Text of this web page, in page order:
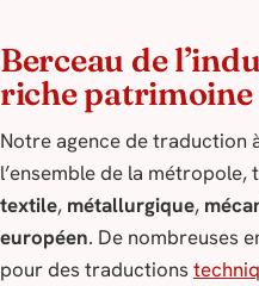
Berceau de
riche
Notre agence de traduction
l’ensemble de la
textile, métallurgique,
européen. De nombreuses
pour des traductions